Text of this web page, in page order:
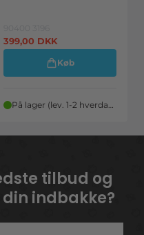
399,00 DKK
Køb
tilbud og
indbakke?